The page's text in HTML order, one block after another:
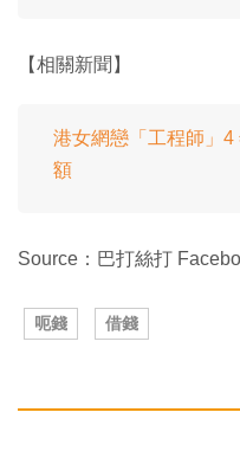
【相關新聞】
港女網戀「工程師」
額
Source：巴打絲打
呃錢 借錢